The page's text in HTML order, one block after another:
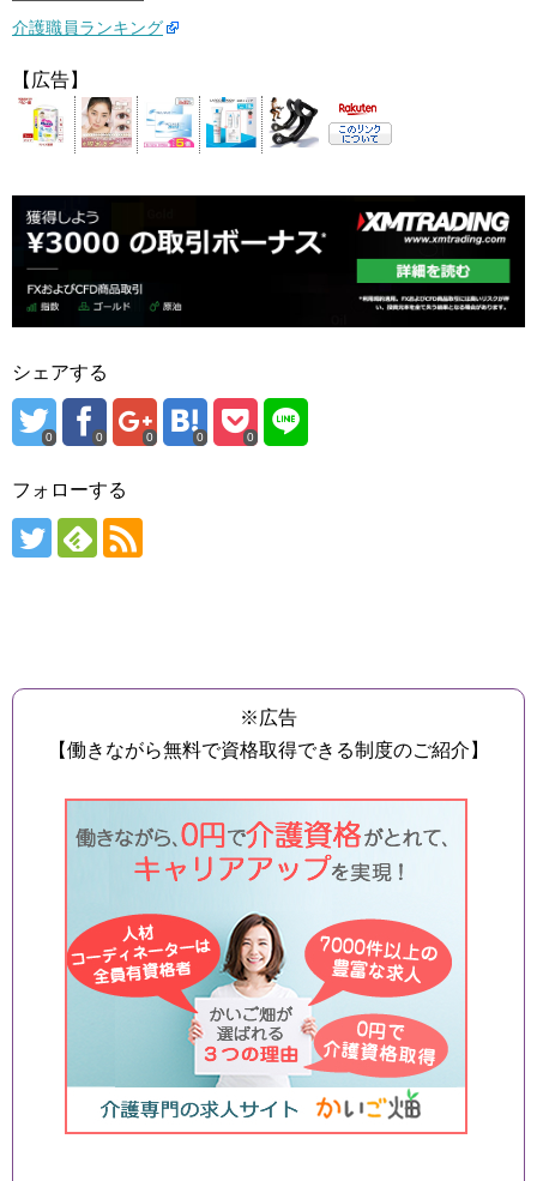
介護職員ランキング
【広告】
シェアする
0 0 0 0 0
フォローする
※広告
【働きながら無料で資格取得できる制度のご紹介】